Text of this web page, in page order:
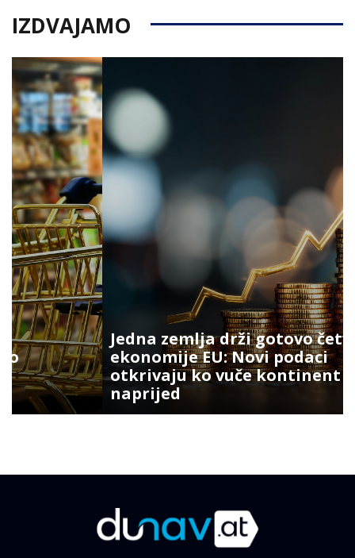
IZDVAJAMO
Jedna zemlja drži gotovo četvrtinu
ekonomije EU: Novi podaci
otkrivaju ko vuče kontinent
naprijed